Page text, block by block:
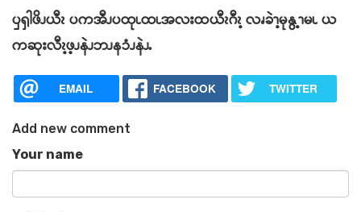
ၦၡါဖိၪယီၩ ပကအီၪပထုၬထၬအလးထယီၩဂီၩ့ လၧခဲၫ့မုနွ့ၫမၬ ယ
ကဆုးလီၩ့ဖ့ၪနဲၪဘၪနၥံၪနဲၪႉ
EMAIL FACEBOOK TWITTER
Add new comment
Your name